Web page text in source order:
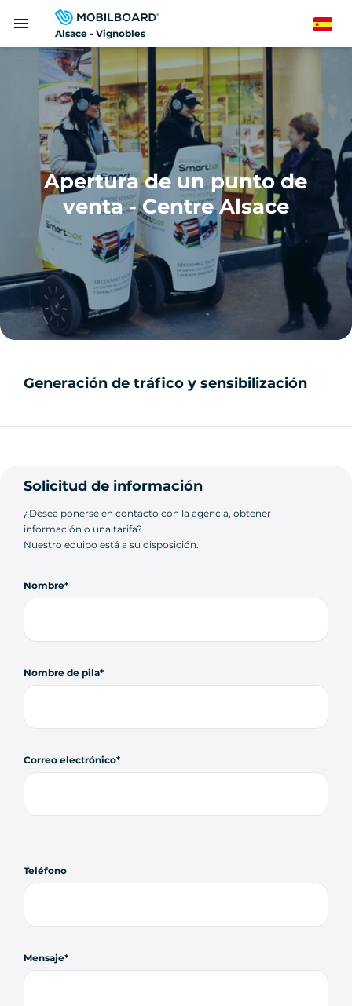
principal
Alsace - Vignobles
menu Spanish
Apertura de un punto de
venta - Centre Alsace
Generación de tráfico y sensibilización
Solicitud de información
¿Desea ponerse en contacto con la agencia, obtener
información o una tarifa?
Nuestro equipo está a su disposición.
Nombre
Nombre de pila
Correo electrónico
Teléfono
Mensaje